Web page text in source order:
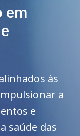
em
às
a
e
saúde das